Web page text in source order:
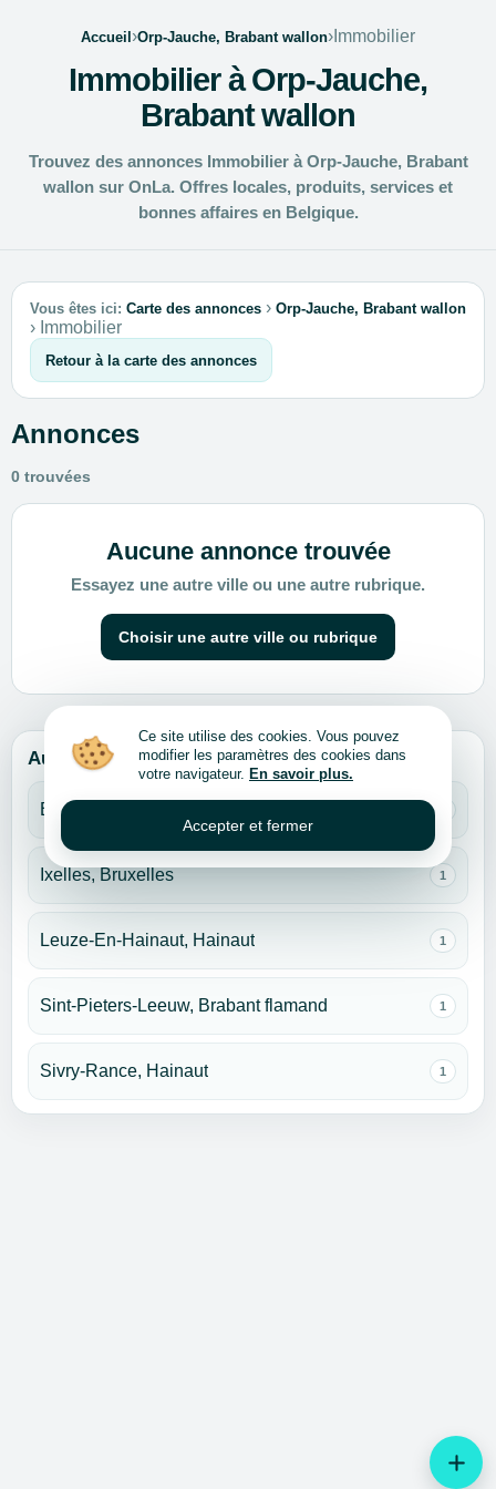
add
Accueil›Orp-Jauche, Brabant wallon› Immobilier
Immobilier à Orp-Jauche,
Brabant wallon
Trouvez des annonces Immobilier à Orp-Jauche, Brabant
wallon sur OnLa. Offres locales, produits, services et
bonnes affaires en Belgique.
Vous êtes ici: Carte des annonces › Orp-Jauche, Brabant wallon
› Immobilier
Retour à la carte des annonces
Annonces
0 trouvées
Aucune annonce trouvée
Essayez une autre ville ou une autre rubrique.
Choisir une autre ville ou rubrique
Autres villes pour cette rubrique
Bruxelles
Ixelles, Bruxelles 1
Leuze-En-Hainaut, Hainaut 1
Sint-Pieters-Leeuw, Brabant flamand 1
Sivry-Rance, Hainaut 1
Ce site utilise des cookies. Vous pouvez
modifier les paramètres des cookies dans
votre navigateur. En savoir plus.
Accepter et fermer